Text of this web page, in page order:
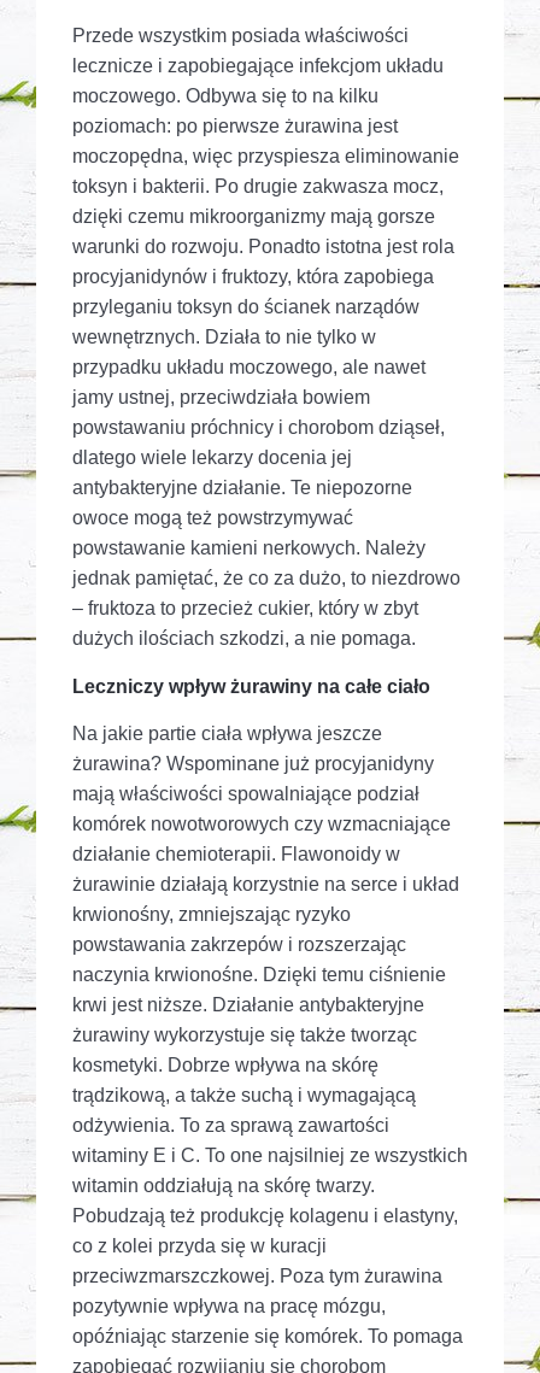
Przede wszystkim posiada właściwości
lecznicze i zapobiegające infekcjom układu
moczowego. Odbywa się to na kilku
poziomach: po pierwsze żurawina jest
moczopędna, więc przyspiesza eliminowanie
toksyn i bakterii. Po drugie zakwasza mocz,
dzięki czemu mikroorganizmy mają gorsze
warunki do rozwoju. Ponadto istotna jest rola
procyjanidynów i fruktozy, która zapobiega
przyleganiu toksyn do ścianek narządów
wewnętrznych. Działa to nie tylko w
przypadku układu moczowego, ale nawet
jamy ustnej, przeciwdziała bowiem
powstawaniu próchnicy i chorobom dziąseł,
dlatego wiele lekarzy docenia jej
antybakteryjne działanie. Te niepozorne
owoce mogą też powstrzymywać
powstawanie kamieni nerkowych. Należy
jednak pamiętać, że co za dużo, to niezdrowo
– fruktoza to przecież cukier, który w zbyt
dużych ilościach szkodzi, a nie pomaga.
Leczniczy wpływ żurawiny na całe ciało
Na jakie partie ciała wpływa jeszcze
żurawina? Wspominane już procyjanidyny
mają właściwości spowalniające podział
komórek nowotworowych czy wzmacniające
działanie chemioterapii. Flawonoidy w
żurawinie działają korzystnie na serce i układ
krwionośny, zmniejszając ryzyko
powstawania zakrzepów i rozszerzając
naczynia krwionośne. Dzięki temu ciśnienie
krwi jest niższe. Działanie antybakteryjne
żurawiny wykorzystuje się także tworząc
kosmetyki. Dobrze wpływa na skórę
trądzikową, a także suchą i wymagającą
odżywienia. To za sprawą zawartości
witaminy E i C. To one najsilniej ze wszystkich
witamin oddziałują na skórę twarzy.
Pobudzają też produkcję kolagenu i elastyny,
co z kolei przyda się w kuracji
przeciwzmarszczkowej. Poza tym żurawina
pozytywnie wpływa na pracę mózgu,
opóźniając starzenie się komórek. To pomaga
zapobiegać rozwijaniu się chorobom